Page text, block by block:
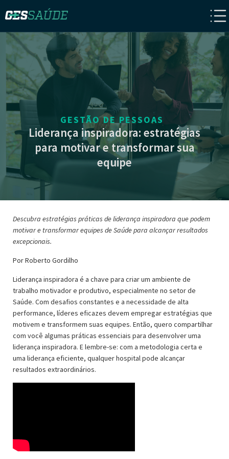
GESTÃO DE PESSOAS
Liderança inspiradora: estratégias
para motivar e transformar sua
equipe
Descubra estratégias práticas de liderança inspiradora que podem
motivar e transformar equipes de Saúde para alcançar resultados
excepcionais.
Por Roberto Gordilho
Liderança inspiradora é a chave para criar um ambiente de
trabalho motivador e produtivo, especialmente no setor de
Saúde. Com desafios constantes e a necessidade de alta
performance, líderes eficazes devem empregar estratégias que
motivem e transformem suas equipes. Então, quero compartilhar
com você algumas práticas essenciais para desenvolver uma
liderança inspiradora. E lembre-se: com a metodologia certa e
uma liderança eficiente, qualquer hospital pode alcançar
resultados extraordinários.